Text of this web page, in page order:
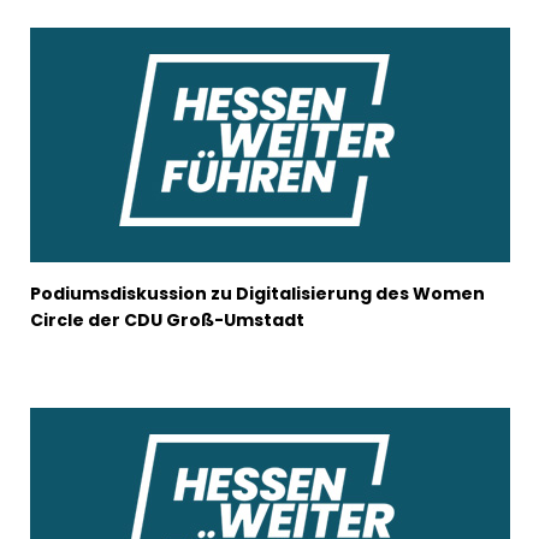
Podiumsdiskussion zu Digitalisierung des Women
Circle der CDU Groß-Umstadt